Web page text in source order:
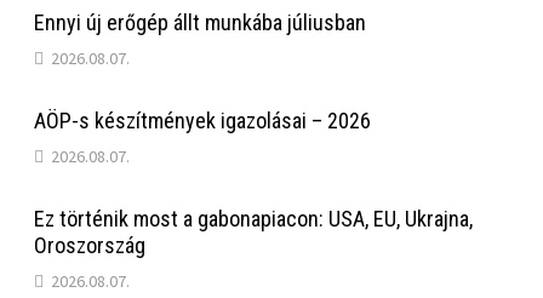
Ennyi új erőgép állt munkába júliusban
2026.08.07.
AÖP-s készítmények igazolásai – 2026
2026.08.07.
Ez történik most a gabonapiacon: USA, EU, Ukrajna,
Oroszország
2026.08.07.